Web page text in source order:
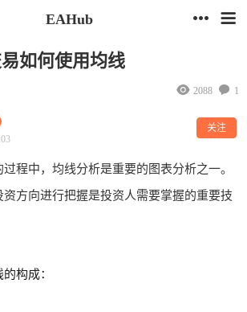
EAHub
如何使用均线
1
2088
关注
程中，均线分析是重要的图表分析之一。
方向进行把握是投资人需要掌握的重要技
构成：